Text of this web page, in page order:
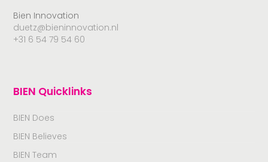
Bien Innovation
duetz@bieninnovation.nl
+31 6 54 79 54 60
BIEN Quicklinks
BIEN Does
BIEN Believes
BIEN Team